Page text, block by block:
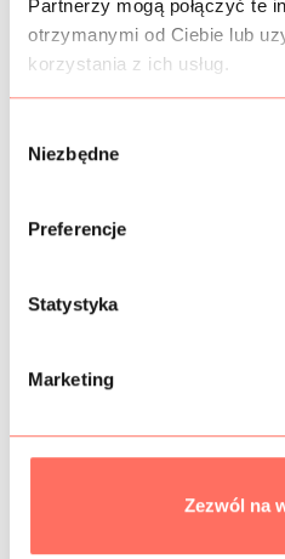
Partnerzy mogą połączyć te
otrzymanymi od Ciebie lub
korzystania z ich usług.
Niezbędne
Preferencje
Statystyka
Marketing
Zezwól na
inne okrycia wierzchnie.
części odzieży typu
Cechy:
materiał gruby,
nieelastyczny, nieprzezierny,
,
10 cm.
PRÓBKI TKANIN